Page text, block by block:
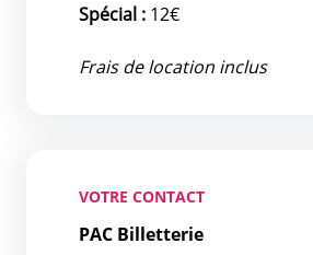
Spécial : 12€
Frais de location inclus
VOTRE CONTACT
PAC Billetterie